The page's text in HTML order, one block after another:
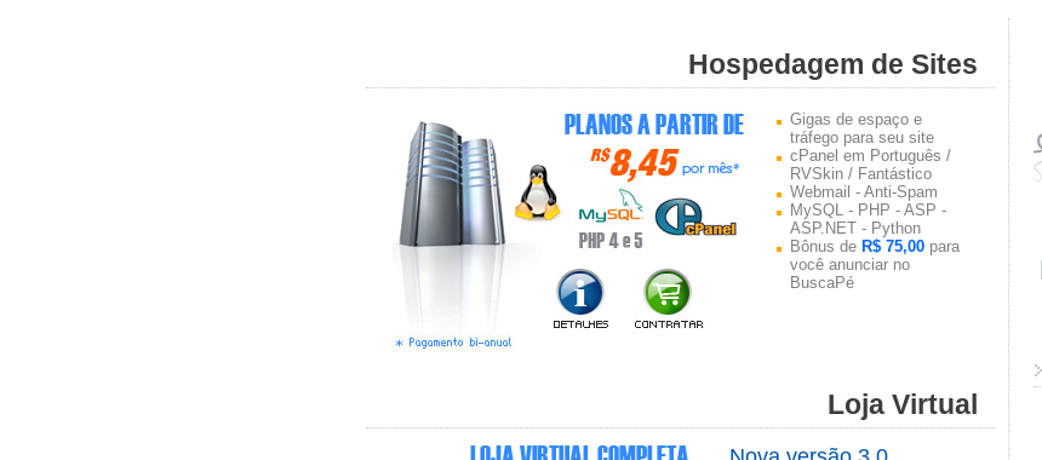
Hospedagem de Sites
Gigas de espaço e
tráfego para seu site
cPanel em Português /
RVSkin / Fantástico
Webmail - Anti-Spam
MySQL - PHP - ASP -
ASP.NET - Python
Bônus de R$ 75,00para
você anunciar no
BuscaPé
Loja Virtual